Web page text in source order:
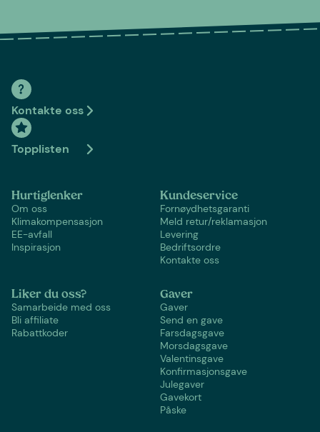
Kontakte oss
Topplisten
Hurtiglenker
Om oss
Klimakompensasjon
EE-avfall
Inspirasjon
Kundeservice
Fornøydhetsgaranti
Meld retur/reklamasjon
Levering
Bedriftsordre
Kontakte oss
Liker du oss?
Samarbeide med oss
Bli affiliate
Rabattkoder
Gaver
Gaver
Send en gave
Farsdagsgave
Morsdagsgave
Valentinsgave
Konfirmasjonsgave
Julegaver
Gavekort
Påske